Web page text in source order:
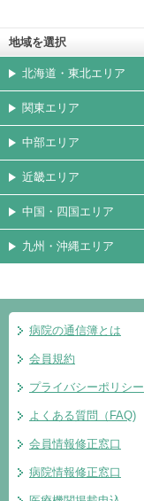
地域を選択
北海道・東北エリア
関東エリア
中部エリア
近畿エリア
中国・四国エリア
九州・沖縄エリア
病院の通信簿とは
会員規約
プライバシーポリシー
よくある質問（FAQ)
会員情報修正窓口
病院情報修正窓口